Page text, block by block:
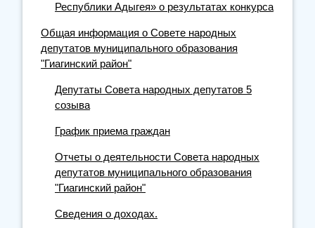
Республики Адыгея» о результатах конкурса
Общая информация о Совете народных
депутатов муниципального образования
"Гиагинский район"
Депутаты Совета народных депутатов 5
созыва
График приема граждан
Отчеты о деятельности Совета народных
депутатов муниципального образования
"Гиагинский район"
Сведения о доходах.